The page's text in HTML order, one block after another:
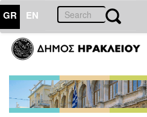
GR EN
ΔΗΜΟΣ
Δελτία
Τύπου
Αρχείο